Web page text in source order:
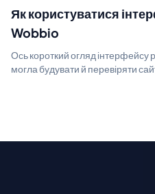
Як користуватися
Wobbio
Ось короткий огляд інтерфейсу
могла будувати й перевіряти